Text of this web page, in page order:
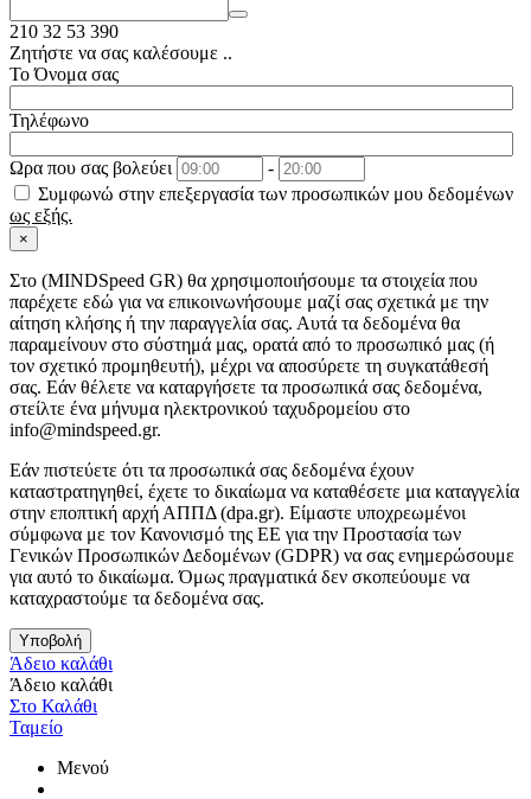
210 32 53 390
Ζητήστε να σας καλέσουμε ..
Το Όνομα σας
Τηλέφωνο
Ωρα που σας βολεύει
-
Συμφωνώ στην επεξεργασία των προσωπικών μου δεδομένων
ως εξής.
×
Στo (MINDSpeed GR) θα χρησιμοποιήσουμε τα στοιχεία που
παρέχετε εδώ για να επικοινωνήσουμε μαζί σας σχετικά με την
αίτηση κλήσης ή την παραγγελία σας. Αυτά τα δεδομένα θα
παραμείνουν στο σύστημά μας, ορατά από το προσωπικό μας (ή
τον σχετικό προμηθευτή), μέχρι να αποσύρετε τη συγκατάθεσή
σας. Εάν θέλετε να καταργήσετε τα προσωπικά σας δεδομένα,
στείλτε ένα μήνυμα ηλεκτρονικού ταχυδρομείου στο
info@mindspeed.gr.
Εάν πιστεύετε ότι τα προσωπικά σας δεδομένα έχουν
καταστρατηγηθεί, έχετε το δικαίωμα να καταθέσετε μια καταγγελία
στην εποπτική αρχή ΑΠΠΔ (dpa.gr). Είμαστε υποχρεωμένοι
σύμφωνα με τον Κανονισμό της ΕΕ για την Προστασία των
Γενικών Προσωπικών Δεδομένων (GDPR) να σας ενημερώσουμε
για αυτό το δικαίωμα. Όμως πραγματικά δεν σκοπεύουμε να
καταχραστούμε τα δεδομένα σας.
Υποβολή
Άδειο καλάθι
Άδειο καλάθι
Στο Καλάθι
Ταμείο
Μενού